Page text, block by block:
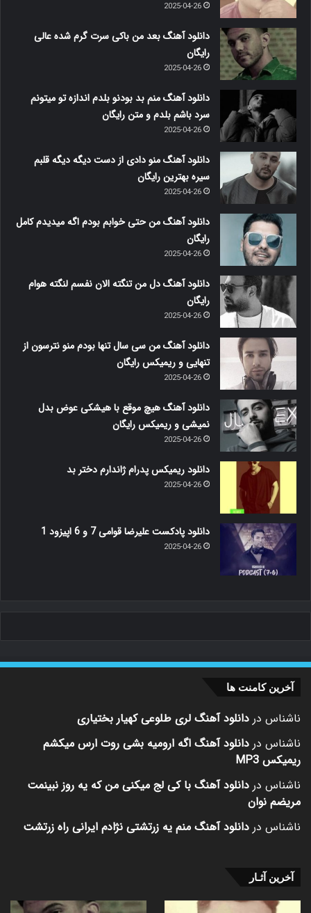
2025-04-26
دانلود آهنگ بعد من باکی سرت گرم شده عالی
رایگان
2025-04-26
دانلود آهنگ منم بد بودنو بلدم اندازه تو میتونم
سرد باشم بلدم و متن رایگان
2025-04-26
دانلود آهنگ منو دادی از دست دیگه دیگه قلبم
سیره بهترین رایگان
2025-04-26
دانلود آهنگ من حتی خوابم بودم اگه میدیدم کامل
رایگان
2025-04-26
دانلود آهنگ دل من تنگته الان نفسم لنگته هوام
رایگان
2025-04-26
دانلود آهنگ من سی سال تنها بودم منو نترسون از
تنهایی و ریمیکس رایگان
2025-04-26
دانلود آهنگ هیچ موقع با هیشکی عوض بدل
نمیشی و ریمیکس رایگان
2025-04-26
دانلود ریمیکس پدرام ژاندارم دختر بد
2025-04-26
دانلود پادکست علیرضا قوامی 7 و 6 اپیزود 1
2025-04-26
آخرین کامنت ها
ناشناس در دانلود آهنگ لری طلوعی کهیار بختیاری
ناشناس در دانلود آهنگ اگه ارومیه بشی روت ارس میکشم
ریمیکس MP3
ناشناس در دانلود آهنگ با کی لج میکنی من که یه روز نبینمت
مریضم نوان
ناشناس در دانلود آهنگ منم یه زرتشتی نژادم ایرانی راه زرتشت
آخرین آثـار